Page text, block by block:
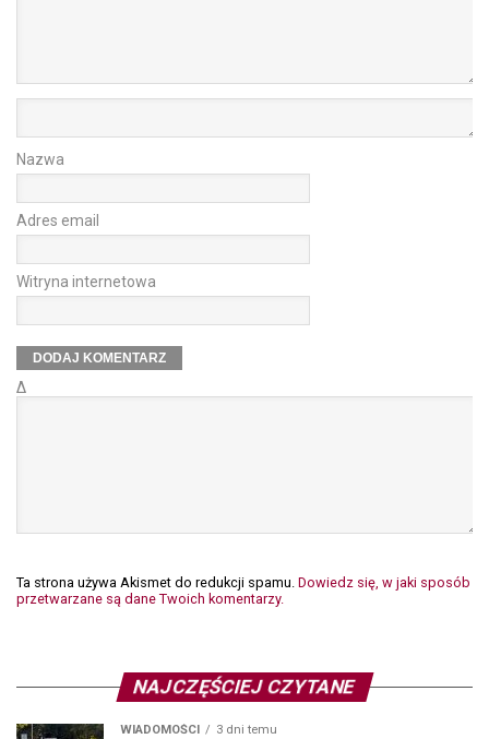
Nazwa
Adres email
Witryna internetowa
Δ
Ta strona używa Akismet do redukcji spamu. Dowiedz się, w jaki sposób
przetwarzane są dane Twoich komentarzy.
NAJCZĘŚCIEJ CZYTANE
WIADOMOŚCI 3 dni temu